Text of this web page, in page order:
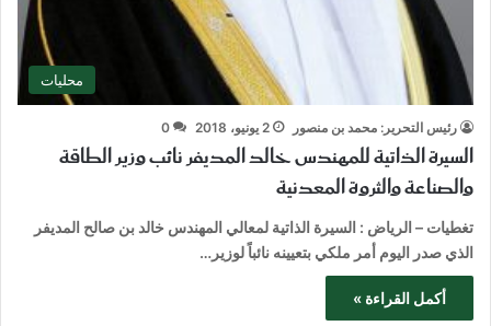
محليات
رئيس التحرير: محمد بن منصور 2 يونيو، 2018 0
السيرة الذاتية للمهندس خالد المديفر نائب وزير الطاقة
والصناعة والثروة المعدنية
تغطيات – الرياض : السيرة الذاتية لمعالي المهندس خالد بن صالح المديفر
الذي صدر اليوم أمر ملكي بتعيينه نائباً لوزير…
أكمل القراءة »